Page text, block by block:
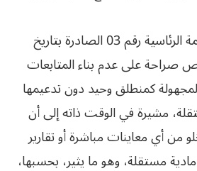
واستدلت خدار بالتعليمة الرئاسية رقم 03 الصادرة بتاريخ
التي تنص صراحة على عدم بناء المتابعات
كمنطلق وحيد دون تدعيمها
مشيرة في الوقت ذاته إلى أن
من أي معاينات مباشرة أو تقارير
مستقلة، وهو ما يثير، بحسبها،